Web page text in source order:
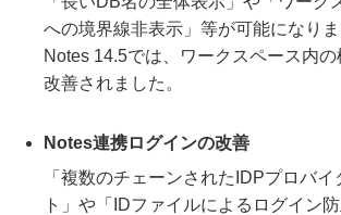
への境界線非表示」等が可能になりま
Notes 14.5では、ワークスペース内
改善されました。
Notes連携ログインの改善
「複数のチェーンされたIDPプロバ
ト」や「IDファイルによるログイン